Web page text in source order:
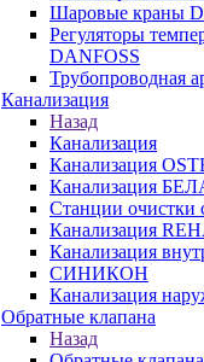
Шаровые краны
Регуляторы
DANFOSS
Трубопроводная
Канализация
Назад
Канализация
Канализация
Канализация
Станции очистки
Канализация
Канализация
СИНИКОН
Канализация
Обратные клапана
Назад